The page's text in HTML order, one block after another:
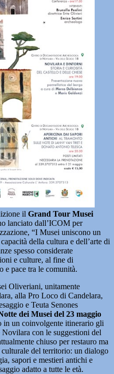
il Grand Tour Musei
lanciato dall’ICOM per
“I Musei uniscono un
della cultura e dell’arte di
spesso considerate
e culture, al fine di
e pace tra le comunità.
Oliveriani, unitamente
alla Pro Loco di Candelara,
e Teuta Senones
dei Musei del 23 maggio
in un coinvolgente itinerario gli
con le suggestioni del
chiuso per restauro ma
culturale del territorio: un dialogo
sapori e mestieri antichi e
adatto a tutte le età.